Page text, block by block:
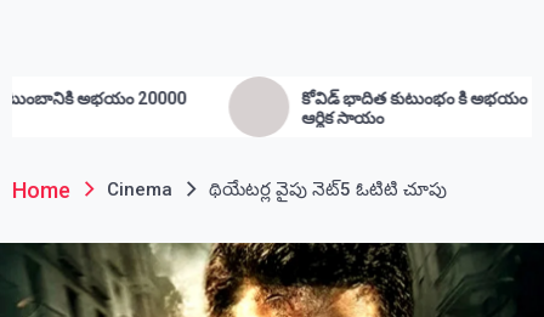
కోవిడ్ భాదిత కుటుంభం కి అభయం 20000
ఉద్దాన
Home Cinema థియేటర్ల వైపు నెట్5 ఓటిటి చూపు